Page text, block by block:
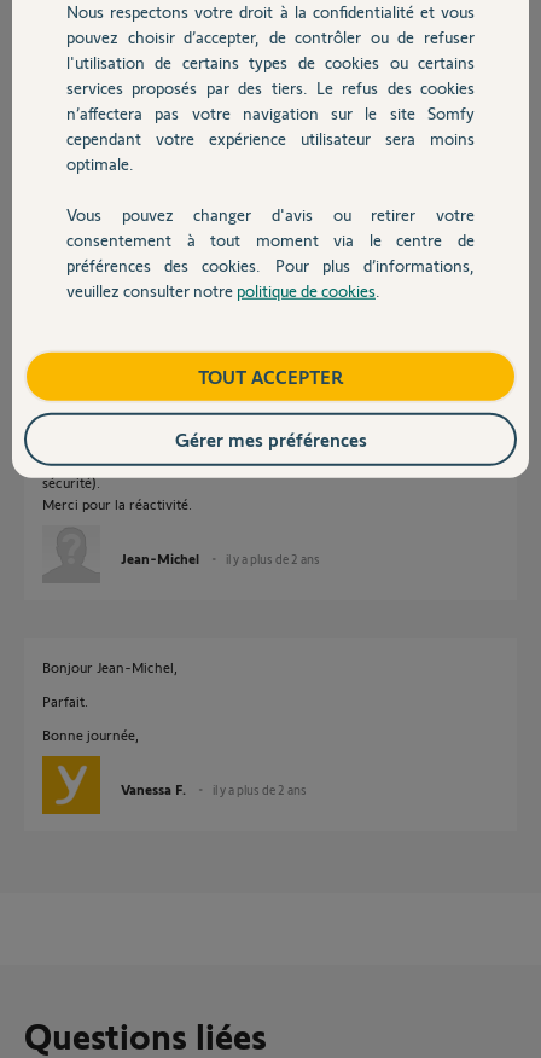
Chauffage
Autres produits
Devis avec un pro
Contact
l'application a bien trouvé le volet? Mais aucune action sur l'appui
montée/descente/my. En bas il y a un bouton "i" (info) et qui dit
équipement RTS ? Etrange, car le protocole est en IO, a moins que les
volets sont en RTS?
Confirmez-vous que le kit de connectivité est bien compatible avec le
moteur décrit?
Jean-Michel
il y a plus de 2 ans
Réponses
problème réglé par le SAV Somfy suite appel téléphonique (pb clé de
sécurité).
Merci pour la réactivité.
Jean-Michel il y a plus de 2 ans
Bonjour Jean-Michel,
Parfait.
Bonne journée,
Vanessa F. il y a plus de 2 ans
Questions liées
Nous respectons votre droit à la confidentialité et vous
pouvez choisir d’accepter, de contrôler ou de refuser
l'utilisation de certains types de cookies ou certains
services proposés par des tiers. Le refus des cookies
n’affectera pas votre navigation sur le site Somfy
cependant votre expérience utilisateur sera moins
optimale.
Vous pouvez changer d'avis ou retirer votre
consentement à tout moment via le centre de
préférences des cookies. Pour plus d’informations,
veuillez consulter notre politique de cookies
TOUT ACCEPTER
Gérer mes préférences